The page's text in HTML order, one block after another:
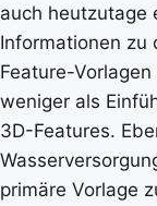
auch heutzutage
Informationen zu
Feature-
weniger als
3D-Features.
primäre Vorlage